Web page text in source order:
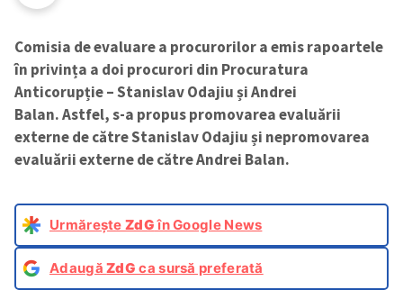
Comisia de evaluare a procurorilor a emis rapoartele
în privința a doi procurori din Procuratura
Anticorupție – Stanislav Odajiu și Andrei
Balan. Astfel, s-a propus promovarea evaluării
externe de către Stanislav Odajiu și nepromovarea
evaluării externe de către Andrei Balan.
Urmărește ZdGîn Google News
AdaugăZdG ca sursă preferată